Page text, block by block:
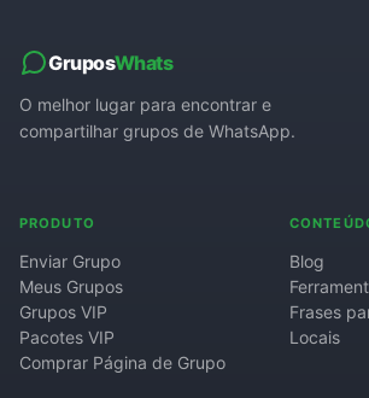
GruposWhats
O melhor lugar para encontrar e
compartilhar grupos de WhatsApp.
PRODUTO
Enviar Grupo
Meus Grupos
Grupos VIP
Pacotes VIP
Comprar Página de Grupo
Blog
Frases
Locais